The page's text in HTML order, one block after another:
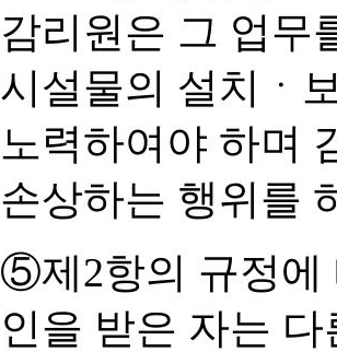
감리원은 그 업무
시설물의 설치ㆍ
노력하여야 하며
손상하는 행위를
⑤제2항의 규정에
인을 받은 자는